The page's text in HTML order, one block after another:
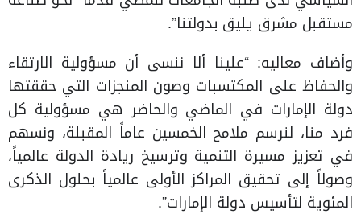
مستقبل مشرق يليق بدولتنا”.
وأضاف معاليه: “علينا ألا ننسى أن مسؤولية الارتقاء
والحفاظ على المكتسبات وصون المنجزات التي حققتها
دولة الإمارات في الماضي والحاضر هي مسؤولية كل
فرد منا، لنرسم ملامح الخمسين عاماً المقبلة، ونسهم
في تعزيز مسيرة التنمية وترسيخ ريادة الدولة عالمياً،
وصولاً إلى تحقيق المراكز الأولى عالمياً بحلول الذكرى
المئوية لتأسيس دولة الإمارات”.